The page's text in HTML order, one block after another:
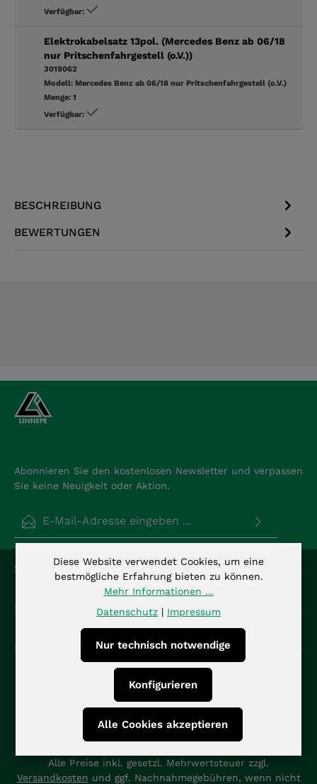
Verfügbar:
Elektrokabelsatz 13pol. (Mercedes Benz ab 06/18
nur Pritschenfahrgestell (o.V.))
3019062
Modell: Mercedes Benz ab 06/18 nur Pritschenfahrgestell (o.V.)
Menge: 1
Verfügbar:
BESCHREIBUNG
BEWERTUNGEN
Abonnieren Sie den kostenlosen Newsletter und verpassen
Sie keine Neuigkeit oder Aktion.
Datenschutz
Ich habe die Datenschutzbestimmungen zur
Kenntnis genommen und dieAGB
Die mit einem Stern (*) markierten Felder sind
Pflichtfelder.
Service-Hotline
Alle Preise inkl. gesetzl. Mehrwertsteuer zzgl.
Versandkosten und ggf. Nachnahmegebühren, wenn nicht
Diese Website verwendet Cookies, um eine
bestmögliche Erfahrung bieten zu können.
Mehr Informationen ...
Datenschutz | Impressum
Nur technisch notwendige
Konfigurieren
Alle Cookies akzeptieren